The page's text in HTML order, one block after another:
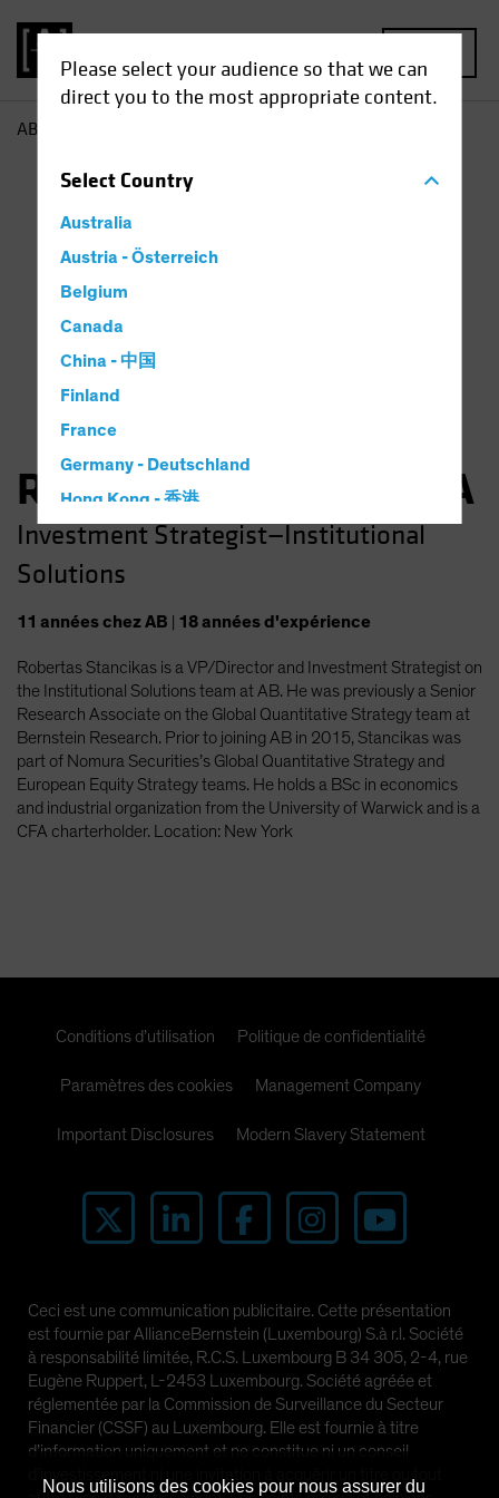
Please select your audience so that we can
direct you to the most appropriate content.
SelectCountry
Australia
Austria - Österreich
Belgium
Canada
China - 中国
Finland
France
Germany - Deutschland
Hong Kong - 香港
Hungary
Iceland
Latin America
Luxembourg and Other EMEA
Netherlands
New Zealand
Norway
South Korea - 대한민국
Switzerland
United States (US Citizens)
US (Non-US Citizens/NRC)
AB
Robertas Stancikas, CFA
Investment Strategist—Institutional
Solutions
11 annéeschez AB 18annéesd'expérience
Robertas Stancikas is a VP/Director and Investment Strategist on
the Institutional Solutions team at AB. He was previously a Senior
Research Associate on the Global Quantitative Strategy team at
Bernstein Research. Prior to joining AB in 2015, Stancikas was
part of Nomura Securities’s Global Quantitative Strategy and
European Equity Strategy teams. He holds a BSc in economics
and industrial organization from the University of Warwick and is a
CFA charterholder. Location: New York
Conditions d’utilisation Politique de confidentialité
Paramètres des cookies Management Company
Important Disclosures Modern Slavery Statement
Ceci est une communication publicitaire. Cette présentation
est fournie par AllianceBernstein (Luxembourg) S.à r.l. Société
à responsabilité limitée, R.C.S. Luxembourg B 34 305, 2-4, rue
Eugène Ruppert, L-2453 Luxembourg. Société agréée et
réglementée par la Commission de Surveillance du Secteur
Financier (CSSF) au Luxembourg. Elle est fournie à titre
d’information uniquement et ne constitue ni un conseil
Nous utilisons des cookies pour nous assurer du